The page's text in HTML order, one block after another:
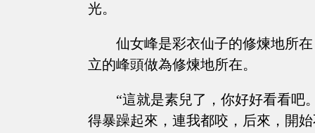
光。
仙女峰是彩衣仙子的修煉地所
立的峰頭做為修煉地所在。
“這就是素兒了，你好好看看吧
得暴躁起來，連我都咬，后來，開